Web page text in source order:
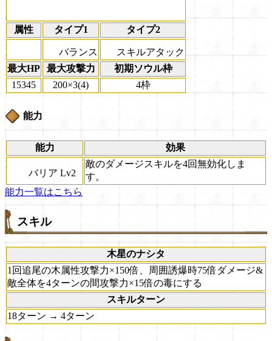
属性 タイプ1 タイプ2
バランス
スキルアタック
最大HP
最大攻撃力
初期ソウル枠
15345
200×3(4) 4枠
能力
能力 効果
バリア Lv2
敵のダメージスキルを4回無効化しま
す。
能力一覧はこちら
スキル
木星のナシタ
1回追尾の木属性攻撃力×150倍、周囲誘爆時75倍ダメージ&
敵全体を4ターンの間攻撃力×15倍の毒にする
スキルターン
18ターン → 4ターン